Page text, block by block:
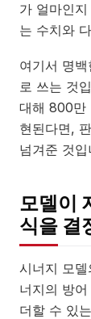
가 얼마인
는 수치와
여기서 명
로 쓰는 것
대해 800만
현된다면,
넘겨준 것입
모델이
식을 결
시너지 모
너지의 방
더할 수 있